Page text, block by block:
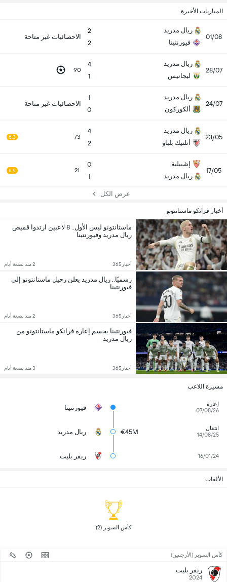
المباريات الأخيرة
01/08
ريال مدريد
فيورنتينا
2
2
الاحصائيات غير متاحة
28/07
ريال مدريد
ليجانيس
4
1
90
24/07
ريال مدريد
ألكوركون
1
0
الاحصائيات غير متاحة
23/05
ريال مدريد
أتلتيك بلباو
4
2
73
6.3
17/05
إشبيلية
ريال مدريد
0
1
21
6.9
عرض الكل
أخبار فرانكو ماستانتونو
ماستانتونو ليس الأول.. 8 لاعبين ارتدوا قميص
ريال مدريد وفيورنتينا
أخبار365 2 منذ بضعة أيام
رسميًا.. ريال مدريد يعلن رحيل ماستانتونو إلى
فيورنتينا
أخبار365 2 منذ بضعة أيام
فيورنتينا يحسم إعارة فرانكو ماستانتونو من
ريال مدريد
أخبار365 3 منذ بضعة أيام
مسيرة اللاعب
إعارة
07/08/26
فيورنتينا
انتقال
14/08/25
€45M ريال مدريد
16/01/24 ريفر بليت
الألقاب
كأس السوبر (2)
كأس السوبر (الأرجنتين)
ريفر بليت
2024